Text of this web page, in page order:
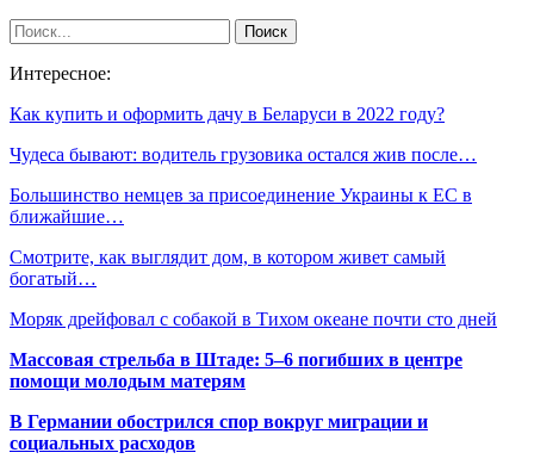
Интересное:
Как купить и оформить дачу в Беларуси в 2022 году?
Чудеса бывают: водитель грузовика остался жив после…
Большинство немцев за присоединение Украины к ЕС в
ближайшие…
Смотрите, как выглядит дом, в котором живет самый
богатый…
Моряк дрейфовал с собакой в Тихом океане почти сто дней
Массовая стрельба в Штаде: 5–6 погибших в центре
помощи молодым матерям
В Германии обострился спор вокруг миграции и
социальных расходов